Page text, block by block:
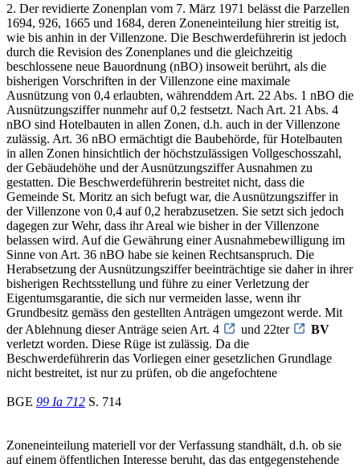
2. Der revidierte Zonenplan vom 7. März 1971 belässt die Parzellen
1694, 926, 1665 und 1684, deren Zoneneinteilung hier streitig ist,
wie bis anhin in der Villenzone. Die Beschwerdeführerin ist jedoch
durch die Revision des Zonenplanes und die gleichzeitig
beschlossene neue Bauordnung (nBO) insoweit berührt, als die
bisherigen Vorschriften in der Villenzone eine maximale
Ausnützung von 0,4 erlaubten, währenddem Art. 22 Abs. 1 nBO die
Ausnützungsziffer nunmehr auf 0,2 festsetzt. Nach Art. 21 Abs. 4
nBO sind Hotelbauten in allen Zonen, d.h. auch in der Villenzone
zulässig. Art. 36 nBO ermächtigt die Baubehörde, für Hotelbauten
in allen Zonen hinsichtlich der höchstzulässigen Vollgeschosszahl,
der Gebäudehöhe und der Ausnützungsziffer Ausnahmen zu
gestatten. Die Beschwerdeführerin bestreitet nicht, dass die
Gemeinde St. Moritz an sich befugt war, die Ausnützungsziffer in
der Villenzone von 0,4 auf 0,2 herabzusetzen. Sie setzt sich jedoch
dagegen zur Wehr, dass ihr Areal wie bisher in der Villenzone
belassen wird. Auf die Gewährung einer Ausnahmebewilligung im
Sinne von Art. 36 nBO habe sie keinen Rechtsanspruch. Die
Herabsetzung der Ausnützungsziffer beeinträchtige sie daher in ihrer
bisherigen Rechtsstellung und führe zu einer Verletzung der
Eigentumsgarantie, die sich nur vermeiden lasse, wenn ihr
Grundbesitz gemäss den gestellten Anträgen umgezont werde. Mit
der Ablehnung dieser Anträge seien Art. 4
und 22ter
BV
verletzt worden. Diese Rüge ist zulässig. Da die
Beschwerdeführerin das Vorliegen einer gesetzlichen Grundlage
nicht bestreitet, ist nur zu prüfen, ob die angefochtene
BGE 99 Ia 712 S. 714
Zoneneinteilung materiell vor der Verfassung standhält, d.h. ob sie
auf einem öffentlichen Interesse beruht, das das entgegenstehende